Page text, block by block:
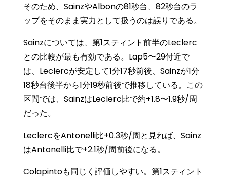
そのため、SainzやAlbonの81秒台、82秒台のラ
ップをそのまま実力として扱うのは誤りである。
Sainzについては、第1スティント前半のLeclerc
との比較が最も有効である。Lap5〜29付近で
は、Leclercが安定して1分17秒前後、Sainzが1分
18秒台後半から1分19秒前後で推移している。この
区間では、SainzはLeclerc比で約+1.8〜1.9秒/周
だった。
LeclercをAntonelli比+0.3秒/周と見れば、Sainz
はAntonelli比で+2.1秒/周前後になる。
Colapintoも同じく評価しやすい。第1スティント